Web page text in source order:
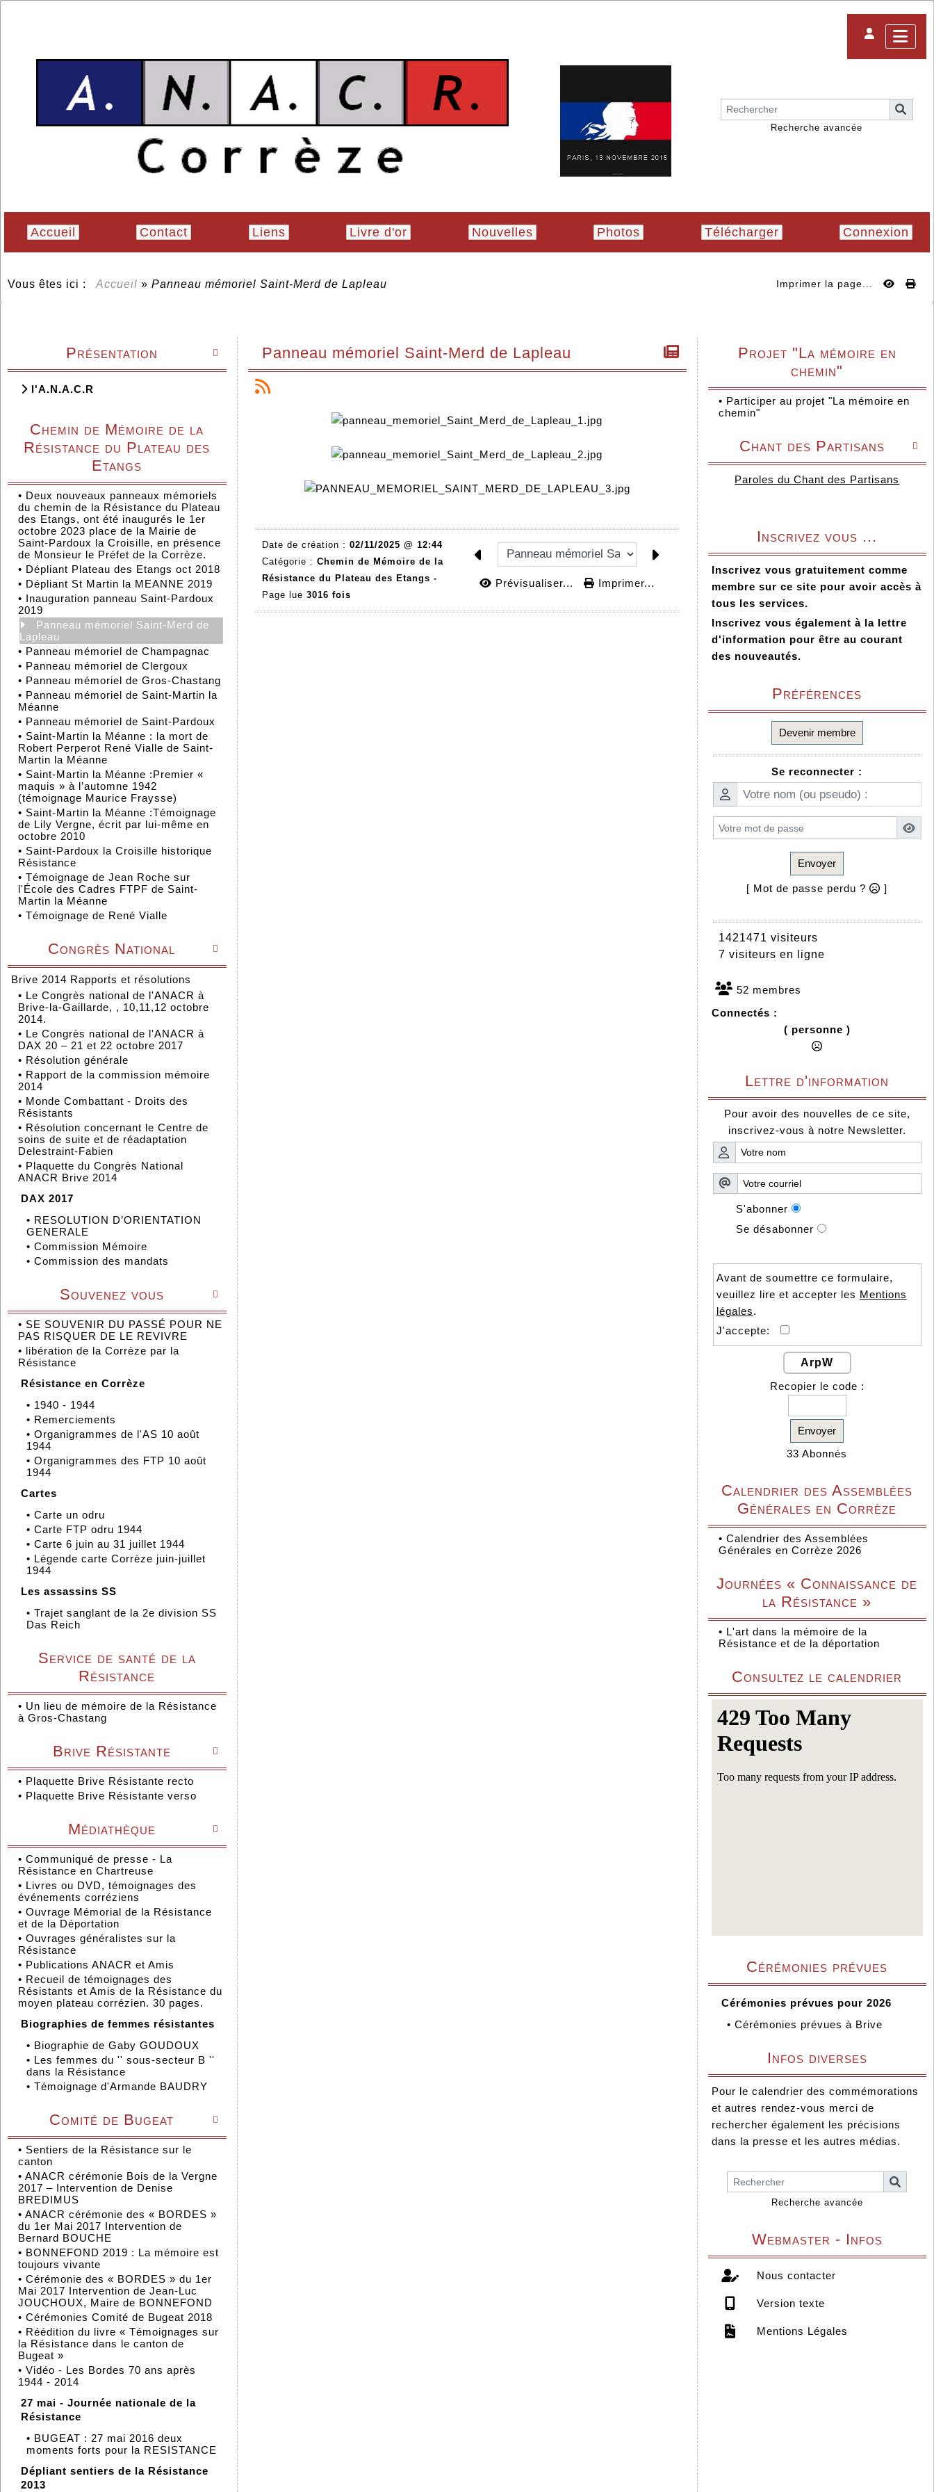
Recherche avancée
Accueil Contact Liens Livre d'or Nouvelles Photos Télécharger Connexion
Vous êtes ici : Accueil » Panneau mémoriel Saint-Merd de Lapleau Imprimer la page...

Présentation
l'A.N.A.C.R
Chemin de Mémoire de la
Résistance du Plateau des
Etangs
• Deux nouveaux panneaux mémoriels
du chemin de la Résistance du Plateau
des Etangs, ont été inaugurés le 1er
octobre 2023 place de la Mairie de
Saint-Pardoux la Croisille, en présence
de Monsieur le Préfet de la Corrèze.
• Dépliant Plateau des Etangs oct 2018
• Dépliant St Martin la MEANNE 2019
• Inauguration panneau Saint-Pardoux
2019
Panneau mémoriel Saint-Merd de
Lapleau
• Panneau mémoriel de Champagnac
• Panneau mémoriel de Clergoux
• Panneau mémoriel de Gros-Chastang
• Panneau mémoriel de Saint-Martin la
Méanne
• Panneau mémoriel de Saint-Pardoux
• Saint-Martin la Méanne : la mort de
Robert Perperot René Vialle de Saint-
Martin la Méanne
• Saint-Martin la Méanne :Premier «
maquis » à l’automne 1942
(témoignage Maurice Fraysse)
• Saint-Martin la Méanne :Témoignage
de Lily Vergne, écrit par lui-même en
octobre 2010
• Saint-Pardoux la Croisille historique
Résistance
• Témoignage de Jean Roche sur
l'École des Cadres FTPF de Saint-
Martin la Méanne
• Témoignage de René Vialle

Congrès National
Brive 2014 Rapports et résolutions
• Le Congrès national de l'ANACR à
Brive-la-Gaillarde, , 10,11,12 octobre
2014.
• Le Congrès national de l'ANACR à
DAX 20 – 21 et 22 octobre 2017
• Résolution générale
• Rapport de la commission mémoire
2014
• Monde Combattant - Droits des
Résistants
• Résolution concernant le Centre de
soins de suite et de réadaptation
Delestraint-Fabien
• Plaquette du Congrès National
ANACR Brive 2014
DAX 2017
• RESOLUTION D’ORIENTATION
GENERALE
• Commission Mémoire
• Commission des mandats

Souvenez vous
• SE SOUVENIR DU PASSÉ POUR NE
PAS RISQUER DE LE REVIVRE
• libération de la Corrèze par la
Résistance
Résistance en Corrèze
• 1940 - 1944
• Remerciements
• Organigrammes de l'AS 10 août
1944
• Organigrammes des FTP 10 août
1944
Cartes
• Carte un odru
• Carte FTP odru 1944
• Carte 6 juin au 31 juillet 1944
• Légende carte Corrèze juin-juillet
1944
Les assassins SS
• Trajet sanglant de la 2e division SS
Das Reich
Service de santé de la
Résistance
• Un lieu de mémoire de la Résistance
à Gros-Chastang

Brive Résistante
• Plaquette Brive Résistante recto
• Plaquette Brive Résistante verso

Médiathèque
• Communiqué de presse - La
Résistance en Chartreuse
• Livres ou DVD, témoignages des
événements corréziens
• Ouvrage Mémorial de la Résistance
et de la Déportation
• Ouvrages généralistes sur la
Résistance
• Publications ANACR et Amis
• Recueil de témoignages des
Résistants et Amis de la Résistance du
moyen plateau corrézien. 30 pages.
Biographies de femmes résistantes
• Biographie de Gaby GOUDOUX
• Les femmes du '' sous-secteur B ''
dans la Résistance
• Témoignage d'Armande BAUDRY

Comité de Bugeat
• Sentiers de la Résistance sur le
canton
• ANACR cérémonie Bois de la Vergne
2017 – Intervention de Denise
BREDIMUS
• ANACR cérémonie des « BORDES »
du 1er Mai 2017 Intervention de
Bernard BOUCHE
• BONNEFOND 2019 : La mémoire est
toujours vivante
• Cérémonie des « BORDES » du 1er
Mai 2017 Intervention de Jean-Luc
JOUCHOUX, Maire de BONNEFOND
• Cérémonies Comité de Bugeat 2018
• Réédition du livre « Témoignages sur
la Résistance dans le canton de
Bugeat »
• Vidéo - Les Bordes 70 ans après
1944 - 2014
27 mai - Journée nationale de la
Résistance
• BUGEAT : 27 mai 2016 deux
moments forts pour la RESISTANCE
Dépliant sentiers de la Résistance
2013
Panneau mémoriel Saint-Merd de Lapleau
Date de création : 02/11/2025 @ 12:44
Catégorie : Chemin de Mémoire de la
Résistance du Plateau des Etangs -
Page lue 3016 fois
Prévisualiser... Imprimer...
Projet "La mémoire en
chemin"
• Participer au projet "La mémoire en
chemin"

Chant des Partisans
Paroles du Chant des Partisans
Inscrivez vous ...
Inscrivez vous gratuitement comme
membre sur ce site pour avoir accès à
tous les services.
Inscrivez vous également à la lettre
d'information pour être au courant
des nouveautés.
Préférences
Devenir membre
Se reconnecter :
Envoyer
[ Mot de passe perdu ? ]
1421471 visiteurs
7 visiteurs en ligne
52 membres
Connectés :
( personne )
Lettre d'information
Pour avoir des nouvelles de ce site,
inscrivez-vous à notre Newsletter.
S'abonner
Se désabonner
Avant de soumettre ce formulaire,
veuillez lire et accepter les Mentions
légales.
J'accepte:
ArpW
Recopier le code :
Envoyer
33 Abonnés
Calendrier des Assemblées
Générales en Corrèze
• Calendrier des Assemblées
Générales en Corrèze 2026
Journées « Connaissance de
la Résistance »
• L'art dans la mémoire de la
Résistance et de la déportation
Consultez le calendrier
Cérémonies prévues
Cérémonies prévues pour 2026
• Cérémonies prévues à Brive
Infos diverses
Pour le calendrier des commémorations
et autres rendez-vous merci de
rechercher également les précisions
dans la presse et les autres médias.
Recherche avancée
Webmaster - Infos
Nous contacter
Version texte
Mentions Légales